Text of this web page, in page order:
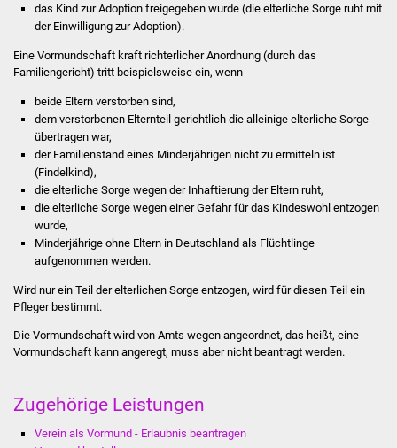
Veröffentlichungen
Ortsrecht
Stadtinfo
Schulentwicklung Bizet
Sanierung Bizethalle
das Kind zur Adoption freigegeben wurde (die elterliche Sorge ruht mit
der Einwilligung zur Adoption).
Eine Vormundschaft kraft richterlicher Anordnung (durch das
Familiengericht) tritt beispielsweise ein, wenn
beide Eltern verstorben sind,
dem verstorbenen Elternteil gerichtlich die alleinige elterliche Sorge
übertragen war,
der Familienstand eines Minderjährigen nicht zu ermitteln ist
(Findelkind),
die elterliche Sorge wegen der Inhaftierung der Eltern ruht,
die elterliche Sorge wegen einer Gefahr für das Kindeswohl entzogen
wurde,
Minderjährige ohne Eltern in Deutschland als Flüchtlinge
aufgenommen werden.
Wird nur ein Teil der elterlichen Sorge entzogen, wird für diesen Teil ein
Pfleger bestimmt.
Die Vormundschaft wird von Amts wegen angeordnet, das heißt, eine
Vormundschaft kann angeregt, muss aber nicht beantragt werden.
Zugehörige Leistungen
Verein als Vormund - Erlaubnis beantragen